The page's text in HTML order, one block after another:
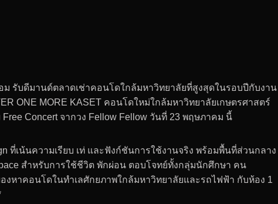
รับดีมานด์ตลาดเช่าคอนโดใกล้มหาวิทยาลัยที่สูงสุดในรอบปีกับงาน
ONE MORE KASET คอนโดใหม่ใกล้มหาวิทยาลัยเกษตรศาสตร์
Concert จากวง Fellow Fellow วันที่ 23 พฤษภาคม นี้
ที่เน้นความเรียบ เท่ และฟังก์ชันการใช้งานจริง พร้อมพื้นที่ส่วนกลาง
สำหรับการใช้ชีวิต พักผ่อน ตอบโจทย์ทั้งกลุ่มนักศึกษา คน
คอนโดในทำเลศักยภาพใกล้มหาวิทยาลัยและรถไฟฟ้า กับห้อง 1